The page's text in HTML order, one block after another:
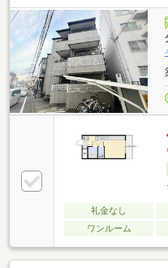
礼金なし
ワンルーム